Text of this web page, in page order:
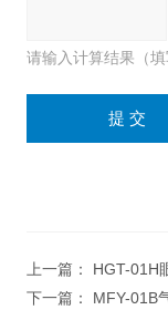
请输入计算结果（
上一篇： HGT-01H
下一篇： MFY-01B